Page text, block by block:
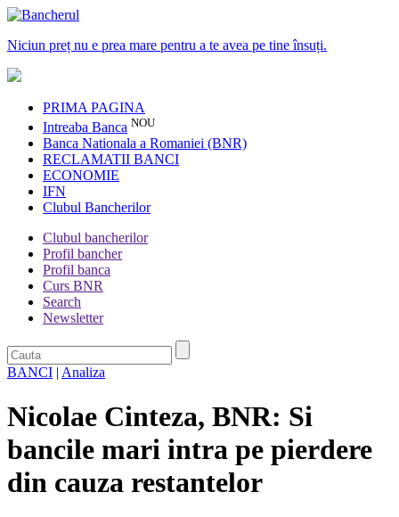
Niciun preț nu e prea mare pentru a te avea pe tine însuți.
PRIMA PAGINA
Intreaba Banca NOU
Banca Nationala a Romaniei (BNR)
RECLAMATII BANCI
ECONOMIE
IFN
Clubul Bancherilor
Clubul bancherilor
Profil bancher
Profil banca
Curs BNR
Search
Newsletter
BANCI | Analiza
Nicolae Cinteza, BNR: Si
bancile mari intra pe pierdere
din cauza restantelor